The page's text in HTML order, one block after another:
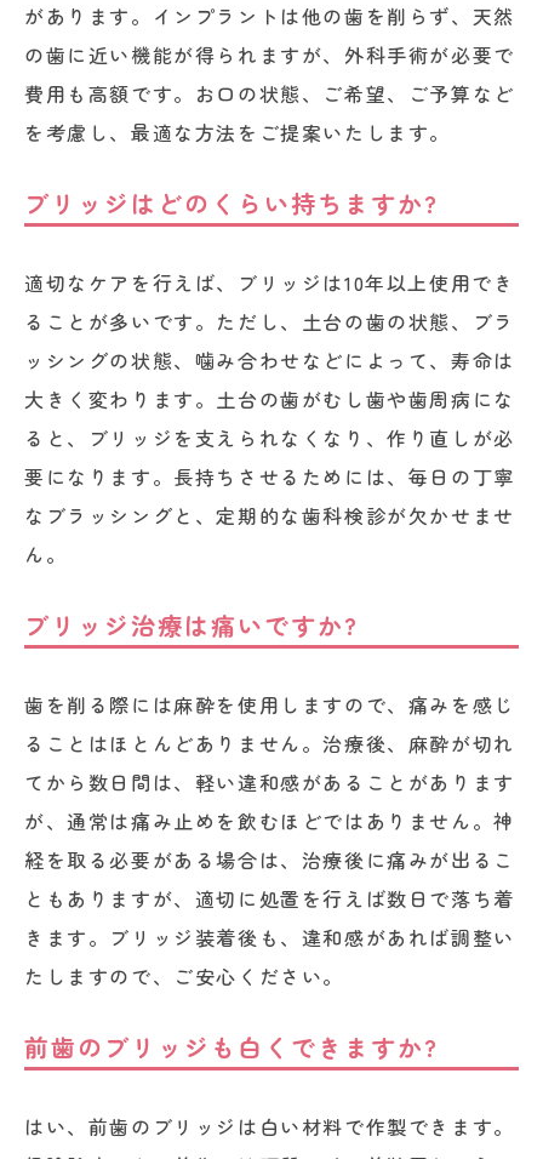
があります。インプラントは他の歯を削らず、天然
の歯に近い機能が得られますが、外科手術が必要で
費用も高額です。お口の状態、ご希望、ご予算など
を考慮し、最適な方法をご提案いたします。
ブリッジはどのくらい持ちますか?
適切なケアを行えば、ブリッジは10年以上使用でき
ることが多いです。ただし、土台の歯の状態、ブラ
ッシングの状態、噛み合わせなどによって、寿命は
大きく変わります。土台の歯がむし歯や歯周病にな
ると、ブリッジを支えられなくなり、作り直しが必
要になります。長持ちさせるためには、毎日の丁寧
なブラッシングと、定期的な歯科検診が欠かせませ
ん。
ブリッジ治療は痛いですか?
歯を削る際には麻酔を使用しますので、痛みを感じ
ることはほとんどありません。治療後、麻酔が切れ
てから数日間は、軽い違和感があることがあります
が、通常は痛み止めを飲むほどではありません。神
経を取る必要がある場合は、治療後に痛みが出るこ
ともありますが、適切に処置を行えば数日で落ち着
きます。ブリッジ装着後も、違和感があれば調整い
たしますので、ご安心ください。
前歯のブリッジも白くできますか?
はい、前歯のブリッジは白い材料で作製できます。